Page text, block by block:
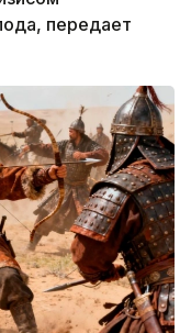
передает